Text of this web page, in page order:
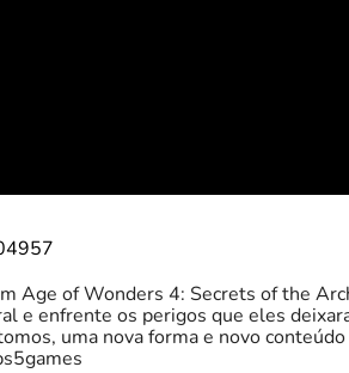
Age of Wonders 4: Secrets of the
e enfrente os perigos que eles
uma nova forma e novo conteúdo